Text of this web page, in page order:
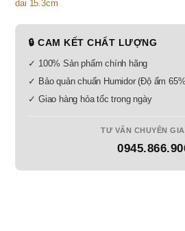
🔒 CAM KẾT CHẤT LƯỢNG
✓ 100% Sản phẩm chính hãng
✓ Bảo quản chuẩn Humidor (Độ ẩm
✓ Giao hàng hỏa tốc trong ngày
TƯ VẤN CHUYÊN